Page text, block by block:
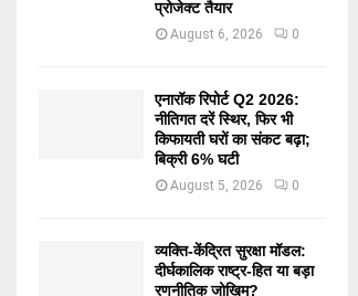
प्रोजेक्ट तैयार
August 6, 2026 0
एनारॉक रिपोर्ट Q2 2026:
नीतिगत दरें स्थिर, फिर भी
किफायती घरों का संकट बढ़ा;
बिक्री 6% घटी
August 5, 2026 0
व्यक्ति-केंद्रित सुरक्षा मॉडल:
दीर्घकालिक राष्ट्र-हित या बड़ा
रणनीतिक जोखिम?